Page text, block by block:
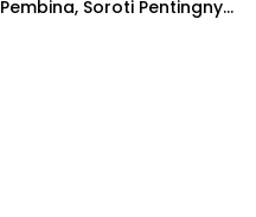
Pembina, Soroti Pentingnya